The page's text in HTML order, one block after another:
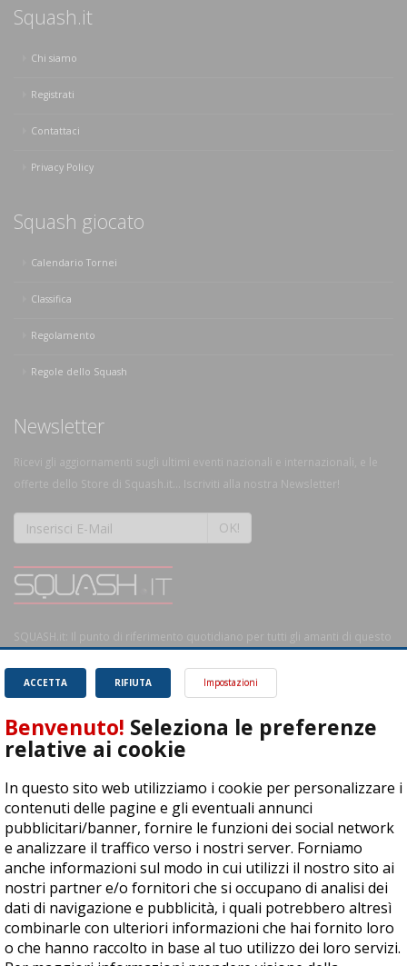
Squash.it
Chi siamo
Registrati
Contattaci
Privacy Policy
Squash giocato
Calendario Tornei
Classifica
Regolamento
Regole dello Squash
Newsletter
Ricevi gli aggiornamenti sugli ultimi eventi nazionali e internazionali, e le
offerte dello Store di Squash.it... Iscriviti alla nostra Newsletter!
OK!
SQUASH.it: Il punto di riferimento quotidiano per tutti gli amanti di questo
RIFIUTA
ACCETTA Impostazioni
Benvenuto! Seleziona le preferenze
relative ai cookie
In questo sito web utilizziamo i cookie per personalizzare i
contenuti delle pagine e gli eventuali annunci
pubblicitari/banner, fornire le funzioni dei social network
e analizzare il traffico verso i nostri server. Forniamo
anche informazioni sul modo in cui utilizzi il nostro sito ai
nostri partner e/o fornitori che si occupano di analisi dei
dati di navigazione e pubblicità, i quali potrebbero altresì
combinarle con ulteriori informazioni che hai fornito loro
o che hanno raccolto in base al tuo utilizzo dei loro servizi.
04278030988
© Copyright 2015 | All Rights Reserved - Powered byDynDevice
Privacy Policy Cookie Policy Accessibilità Sitemap